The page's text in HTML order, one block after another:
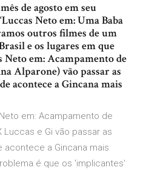
de agosto em seu
Neto em: Uma Baba
outros filmes de um
e os lugares em que
Neto em: Acampamento de
Alparone) vão passar as
acontece a Gincana mais
em: Acampamento de
Luccas e Gi vão passar as
a Gincana mais
é que os 'implicantes'